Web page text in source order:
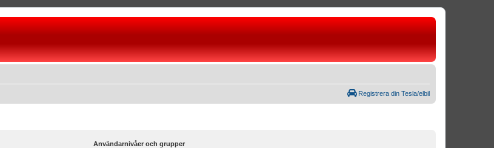
Registrera din Tesla/elbil
Användarnivåer och grupper